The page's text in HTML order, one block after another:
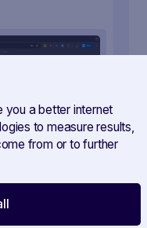
a better internet
to measure results,
from or to further